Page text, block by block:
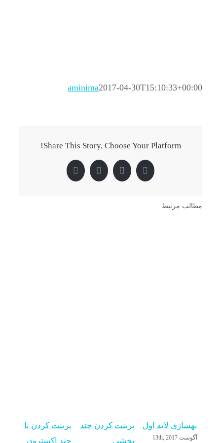
aminima2017-04-30T15:10:33+00:00
Share This Story, Choose Your Platform!
Facebook
Twitter
LinkedIn
Pinterest
مطالب مرتبط
بهسازی لایه اول
آگوست 13th, 2017
پرینت کردن چند
بخشی
پرینت کردن با
چند اکسترودر